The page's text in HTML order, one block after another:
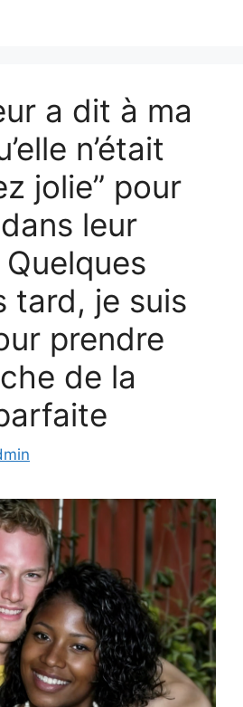
a dit à ma
n’était
jolie” pour
leur
tard, je suis
prendre
de la